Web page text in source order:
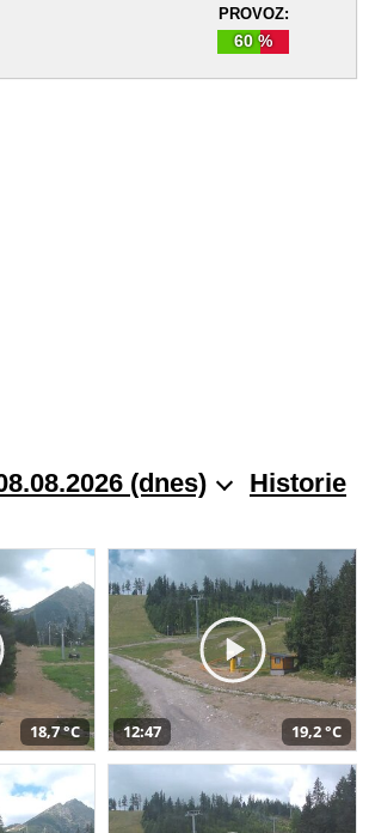
PROVOZ:
60 %
(dnes)
Historie
18,7 °C 12:47 19,2 °C